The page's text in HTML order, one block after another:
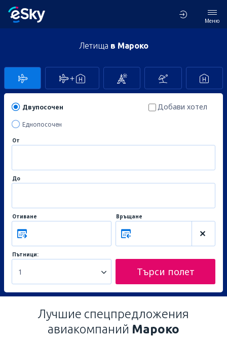
Меню
Летища в Мароко
Двупосочен
Еднопосочен
Добави хотел
От
До
Отиване Връщане
Пътници:
1 Търси полет
Лучшие спецпредложения
авиакомпаний Мароко